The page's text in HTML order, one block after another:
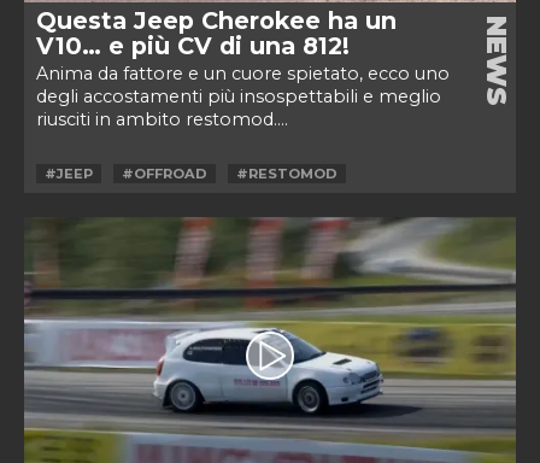
Questa Jeep Cherokee ha un
V10… e più CV di una 812!
Anima da fattore e un cuore spietato, ecco uno
degli accostamenti più insospettabili e meglio
riusciti in ambito restomod....
NEWS
#JEEP #OFFROAD #RESTOMOD